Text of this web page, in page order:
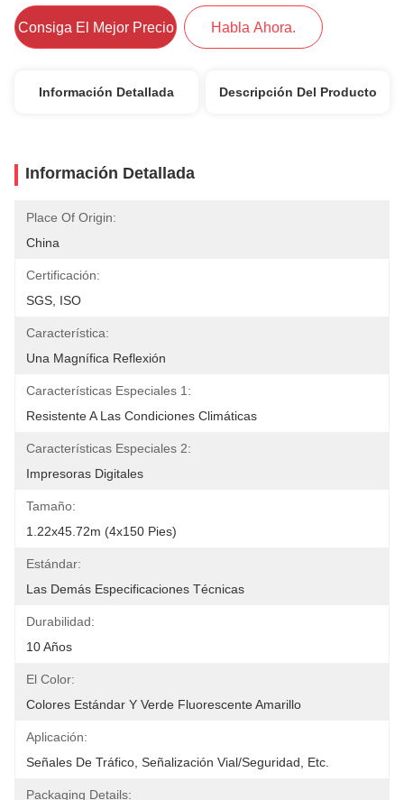
Consiga El Mejor Precio Habla Ahora.
Información Detallada Descripción Del Producto
Información Detallada
Place Of Origin:
China
Certificación:
SGS, ISO
Característica:
Una Magnífica Reflexión
Características Especiales 1:
Resistente A Las Condiciones Climáticas
Características Especiales 2:
Impresoras Digitales
Tamaño:
1.22x45.72m (4x150 Pies)
Estándar:
Las Demás Especificaciones Técnicas
Durabilidad:
10 Años
El Color:
Colores Estándar Y Verde Fluorescente Amarillo
Aplicación:
Señales De Tráfico, Señalización Vial/seguridad, Etc.
Packaging Details: